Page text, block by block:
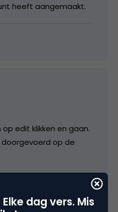
heeft aangemaakt.
edit klikken en gaan.
doorgevoerd op de
dag vers. Mis